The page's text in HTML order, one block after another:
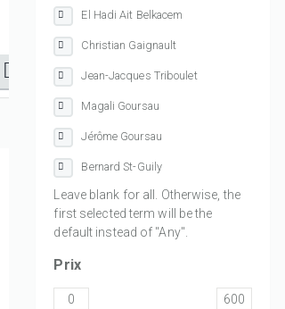
El Hadi Ait Belkacem
Christian Gaignault
Jean-Jacques Triboulet
Magali Goursau
Jérôme Goursau
Bernard St-Guily
Leave blank for all. Otherwise, the
first selected term will be the
default instead of "Any".
Prix